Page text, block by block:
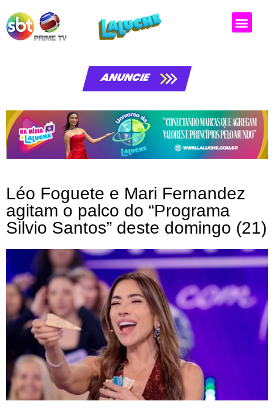
ANUNCIE
Léo Foguete e Mari Fernandez
agitam o palco do “Programa
Silvio Santos” deste domingo (21)